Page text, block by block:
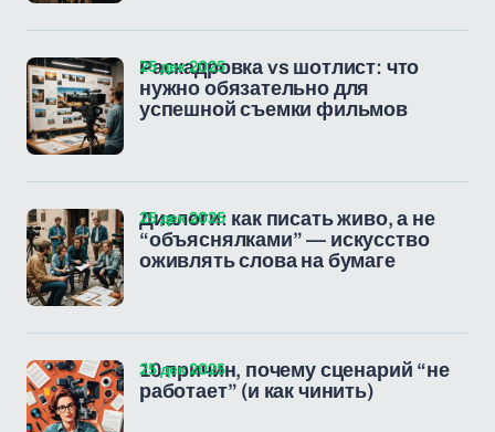
Раскадровка vs шотлист: что
нужно обязательно для
успешной съемки фильмов
25 дек 2025
Диалоги: как писать живо, а не
“объяснялками” — искусство
оживлять слова на бумаге
25 дек 2025
10 причин, почему сценарий “не
работает” (и как чинить)
25 дек 2025